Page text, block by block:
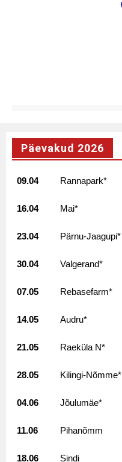
Päevakud 2026
09.04 Rannapark*
16.04 Mai*
23.04 Pärnu-Jaagupi*
30.04 Valgerand*
07.05 Rebasefarm*
14.05 Audru*
21.05 Raeküla N*
28.05 Kilingi-Nõmme*
04.06 Jõulumäe*
11.06 Pihanõmm
18.06 Sindi